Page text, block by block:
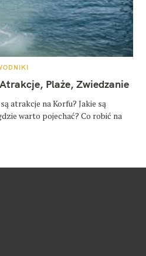
Plaże, Zwiedzanie
atrakcje na Korfu? Jakie są
warto pojechać? Co robić na